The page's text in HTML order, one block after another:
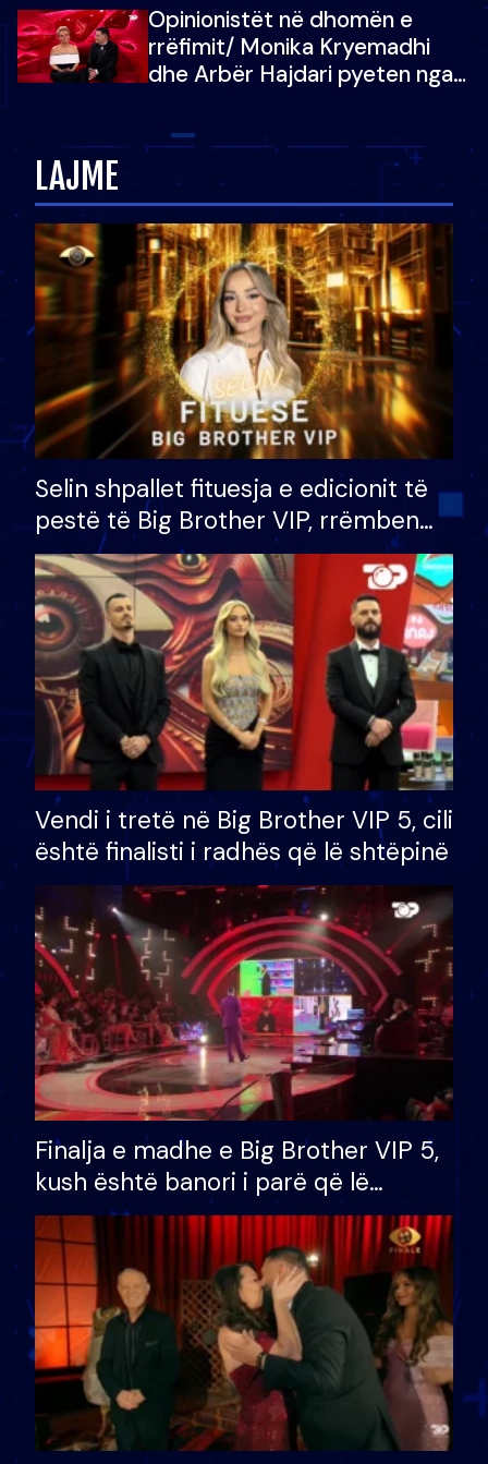
vajzën e tij
Opinionistët në dhomën e
rrëfimit/ Monika Kryemadhi
dhe Arbër Hajdari pyeten nga
zëvendësonit njëri-tjetrin?
LAJME
Selin shpallet fituesja e edicionit të
pestë të Big Brother VIP, rrëmben
çmimin e madh prej 100 mijë eurosh
Vendi i tretë në Big Brother VIP 5, cili
është finalisti i radhës që lë shtëpinë
Finalja e madhe e Big Brother VIP 5,
kush është banori i parë që lë
shtëpinë dhe humb mundësinë për
të fituar çmimin e madh